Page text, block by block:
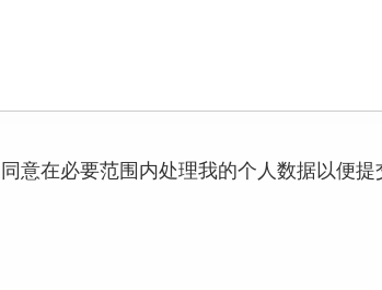
同意在必要范围内处理我的个人数据以便